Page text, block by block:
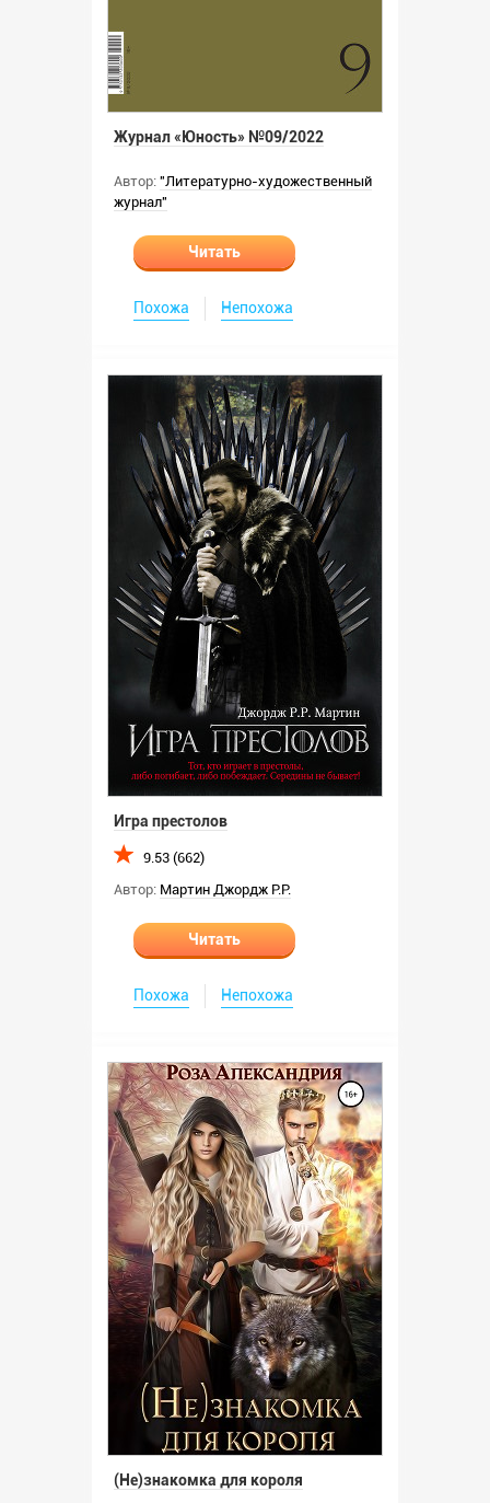
Журнал «Юность» №09/2022
Автор: "Литературно-художественный
журнал"
Читать
Похожа Непохожа
Игра престолов
9.53 (662)
Автор: Мартин Джордж Р.Р.
Читать
Похожа Непохожа
(Не)знакомка для короля